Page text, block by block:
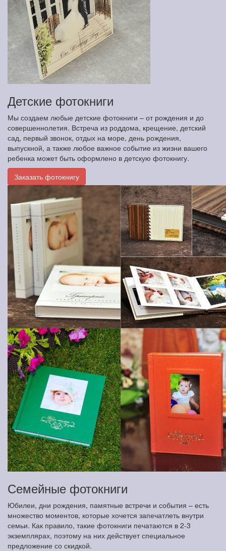
Детские фотокниги
Мы создаем любые детские фотокниги – от рождения и до
совершеннолетия. Встреча из роддома, крещение, детский
сад, первый звонок, отдых на море, день рождения,
выпускной, а также любое важное событие из жизни вашего
ребенка может быть оформлено в детскую фотокнигу.
Заказать фотокнигу
Семейные фотокниги
Юбилеи, дни рождения, памятные встречи и события – есть
множество моментов, которые хочется запечатлеть внутри
семьи. Как правило, такие фотокниги печатаются в 2-3
экземплярах, поэтому на них действует специальное
предложение со скидкой.